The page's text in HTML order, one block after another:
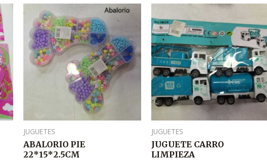
JUGUETES
ABALORIO PIE
22*15*2.5CM
JUGUETES
JUGUETE CARRO
LIMPIEZA